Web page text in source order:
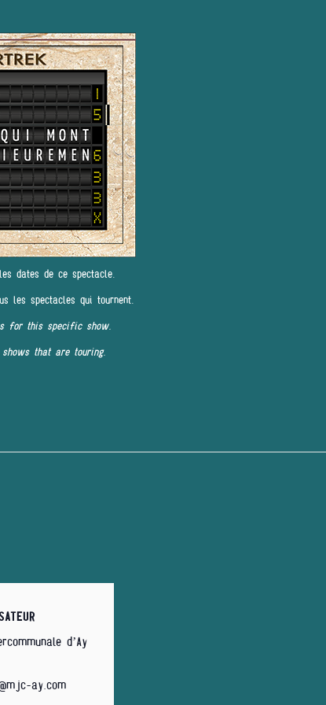
dates de ce spectacle.
les spectacles qui tournent.
for this specific show.
that are touring.
d’Ay
ay.com